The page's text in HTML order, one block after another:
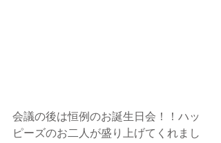
会議の後は恒例のお誕生日会！！ハッ
ピーズのお二人が盛り上げてくれまし